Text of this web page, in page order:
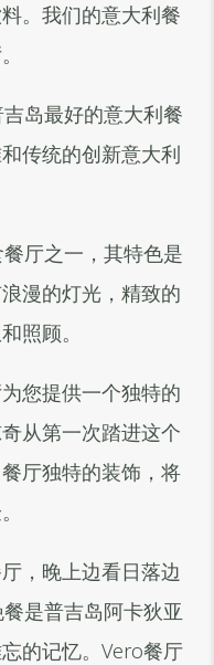
。我们的意大利餐
岛最好的意大利餐
传统的创新意大利
厅之一，其特色是
漫的灯光，精致的
照顾。
您提供一个独特的
从第一次踏进这个
厅独特的装饰，将
，晚上边看日落边
是普吉岛阿卡狄亚
的记忆。Vero餐厅